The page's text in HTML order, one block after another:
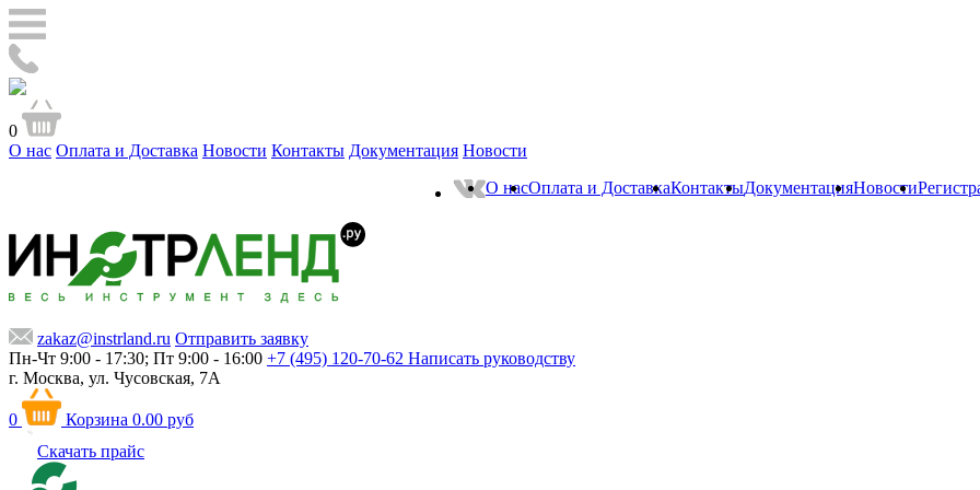
0
О нас Оплата и Доставка Новости Контакты Документация Новости
О насОплата и ДоставкаКонтактыДокументацияНовости
zakaz@instrland.ru Отправить заявку
Пн-Чт 9:00 - 17:30; Пт 9:00 - 16:00 +7 (495) 120-70-62 Написать руководству
г. Москва, ул. Чусовская, 7А
0 Корзина 0.00 руб
Скачать прайс